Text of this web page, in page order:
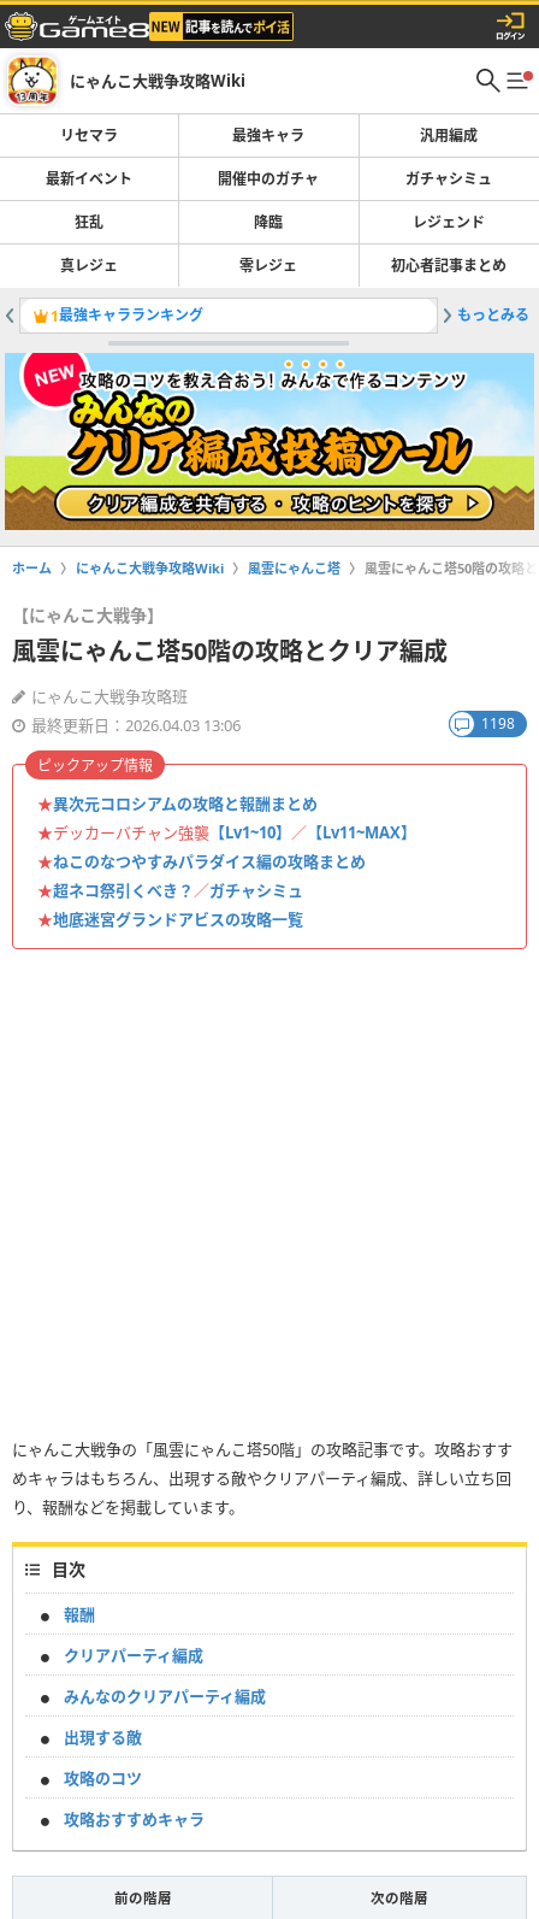
にゃんこ大戦争攻略Wiki
リセマラ 最強キャラ 汎用編成
最新イベント 開催中のガチャ ガチャシミュ
狂乱 降臨 レジェンド
真レジェ 零レジェ 初心者記事まとめ
1最強キャラランキング 2大狂乱
もっとみる
ホーム にゃんこ大戦争攻略Wiki 風雲にゃんこ塔 風雲にゃんこ塔50階の攻略
【にゃんこ大戦争】
風雲にゃんこ塔50階の攻略とクリア編成
にゃんこ大戦争攻略班
最終更新日：2026.04.03 13:06
1198
★異次元コロシアムの攻略と報酬まとめ
★デッカーバチャン強襲 【Lv1~10】 ／ 【Lv11~MAX】
★ねこのなつやすみパラダイス編の攻略まとめ
★超ネコ祭引くべき？ ／ガチャシミュ
★地底迷宮グランドアビスの攻略一覧
ピックアップ情報
にゃんこ大戦争の「風雲にゃんこ塔50階」の攻略記事です。攻略おすす
めキャラはもちろん、出現する敵やクリアパーティ編成、詳しい立ち回
り、報酬などを掲載しています。
目次
報酬
クリアパーティ編成
みんなのクリアパーティ編成
出現する敵
攻略のコツ
攻略おすすめキャラ
前の階層 次の階層